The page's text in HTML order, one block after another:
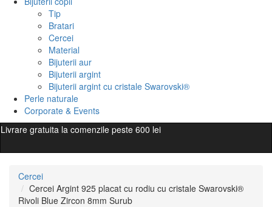
Tip
Bratari
Cercei
Material
Bijuterii aur
Bijuterii argint
Bijuterii argint cu cristale Swarovski®
Perle naturale
Corporate & Events
Livrare gratuita la comenzile peste 600 lei
Cercei
Cercei Argint 925 placat cu rodiu cu cristale Swarovski®
Rivoli Blue Zircon 8mm Surub